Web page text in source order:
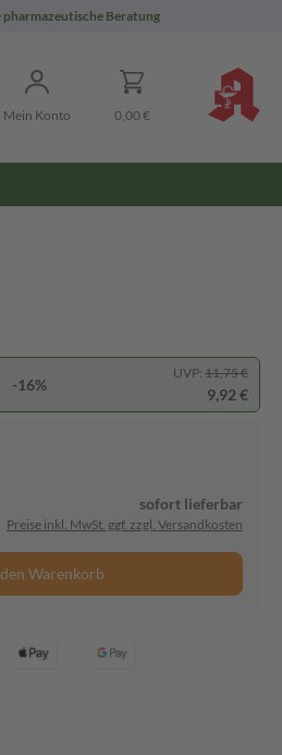
pharmazeutische Beratung
Mein Konto 0,00 €
-16%
UVP: 11,75 €
9,92 €
sofort lieferbar
Preise inkl. MwSt. ggf. zzgl. Versandkosten
Warenkorb